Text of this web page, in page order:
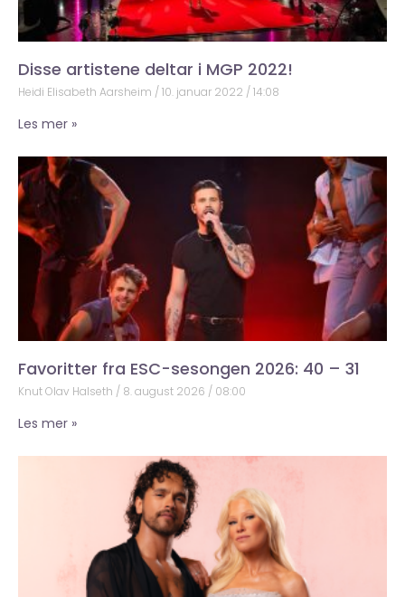
Disse artistene deltar i MGP 2022!
Heidi Elisabeth Aarsheim 10. januar 2022 14:08
Les mer »
Favoritter fra ESC-sesongen 2026: 40 – 31
Knut Olav Halseth 8. august 2026 08:00
Les mer »